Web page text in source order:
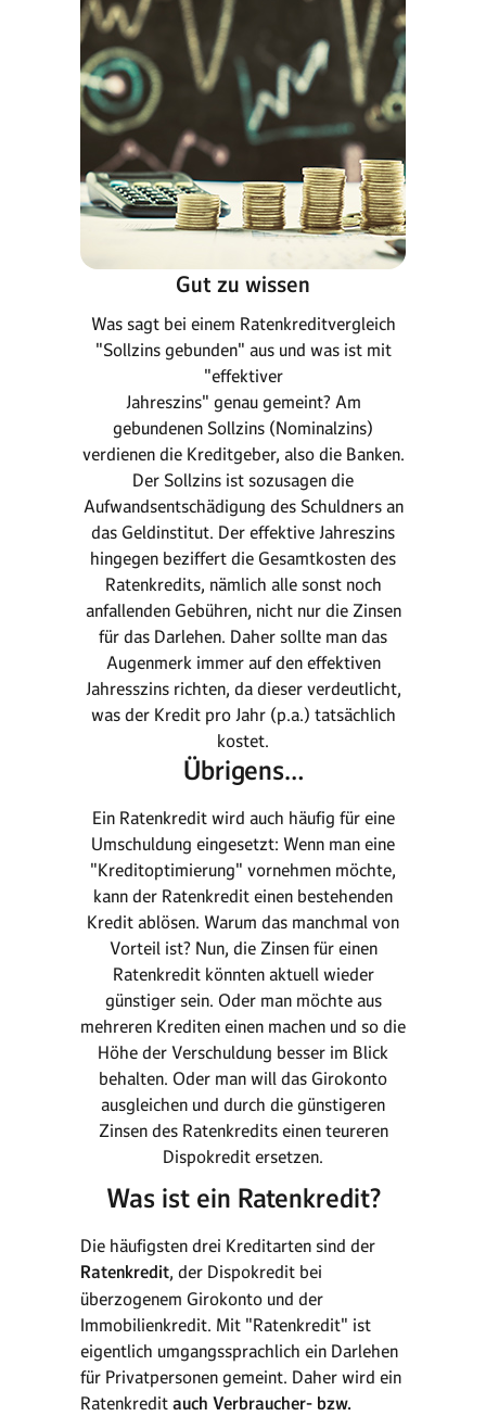
Gut zu wissen
Was sagt bei einem Ratenkreditvergleich
"Sollzins gebunden" aus und was ist mit
"effektiver
Jahreszins" genau gemeint? Am
gebundenen Sollzins (Nominalzins)
verdienen die Kreditgeber, also die Banken.
Der Sollzins ist sozusagen die
Aufwandsentschädigung des Schuldners an
das Geldinstitut. Der effektive Jahreszins
hingegen beziffert die Gesamtkosten des
Ratenkredits, nämlich alle sonst noch
anfallenden Gebühren, nicht nur die Zinsen
für das Darlehen. Daher sollte man das
Augenmerk immer auf den effektiven
Jahresszins richten, da dieser verdeutlicht,
was der Kredit pro Jahr (p.a.) tatsächlich
kostet.
Übrigens…
Ein Ratenkredit wird auch häufig für eine
Umschuldung eingesetzt: Wenn man eine
"Kreditoptimierung" vornehmen möchte,
kann der Ratenkredit einen bestehenden
Kredit ablösen. Warum das manchmal von
Vorteil ist? Nun, die Zinsen für einen
Ratenkredit könnten aktuell wieder
günstiger sein. Oder man möchte aus
mehreren Krediten einen machen und so die
Höhe der Verschuldung besser im Blick
behalten. Oder man will das Girokonto
ausgleichen und durch die günstigeren
Zinsen des Ratenkredits einen teureren
Dispokredit ersetzen.
Was ist ein Ratenkredit?
Die häufigsten drei Kreditarten sind der
Ratenkredit, der Dispokredit bei
überzogenem Girokonto und der
Immobilienkredit. Mit "Ratenkredit" ist
eigentlich umgangssprachlich ein Darlehen
für Privatpersonen gemeint. Daher wird ein
Ratenkredit auch Verbraucher- bzw.